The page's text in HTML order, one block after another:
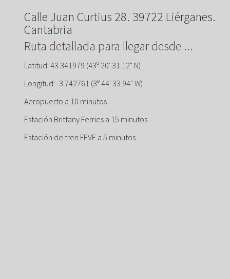
Calle Juan Curtius 28. 39722 Liérganes.
Cantabria
Ruta detallada para llegar desde ...
Latitud: 43.341979 (43º 20' 31.12" N)
Longitud: -3.742761 (3º 44' 33.94" W)
Aeropuerto a 10 minutos
Estación Brittany Ferries a 15 minutos
Estación de tren FEVE a 5 minutos